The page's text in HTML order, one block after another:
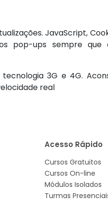
JavaScript,
pop-ups sempre que
3G e 4G.
real
Acesso Rápido
Cursos Gratuitos
Cursos On-line
Módulos Isolados
Turmas